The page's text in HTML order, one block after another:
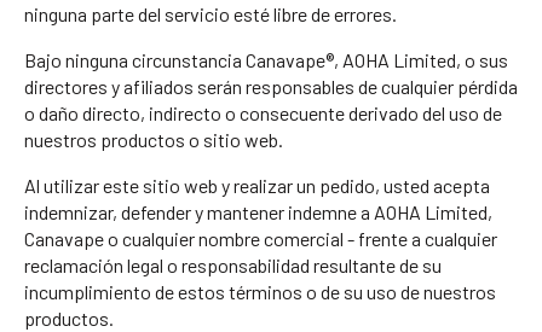
ninguna parte del servicio esté libre de errores.
Bajo ninguna circunstancia Canavape®, AOHA Limited, o sus
directores y afiliados serán responsables de cualquier pérdida
o daño directo, indirecto o consecuente derivado del uso de
nuestros productos o sitio web.
Al utilizar este sitio web y realizar un pedido, usted acepta
indemnizar, defender y mantener indemne a AOHA Limited,
Canavape o cualquier nombre comercial - frente a cualquier
reclamación legal o responsabilidad resultante de su
incumplimiento de estos términos o de su uso de nuestros
productos.